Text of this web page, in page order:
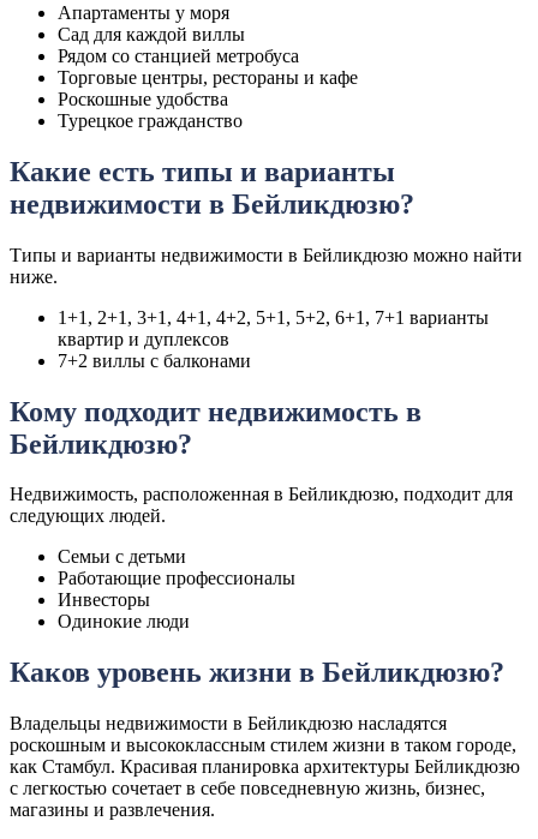
Апартаменты у моря
Сад для каждой виллы
Рядом со станцией метробуса
Торговые центры, рестораны и кафе
Роскошные удобства
Турецкое гражданство
Какие есть типы и варианты
недвижимости в Бейликдюзю?
Типы и варианты недвижимости в Бейликдюзю можно найти
ниже.
1+1, 2+1, 3+1, 4+1, 4+2, 5+1, 5+2, 6+1, 7+1 варианты
квартир и дуплексов
7+2 виллы с балконами
Кому подходит недвижимость в
Бейликдюзю?
Недвижимость, расположенная в Бейликдюзю, подходит для
следующих людей.
Семьи с детьми
Работающие профессионалы
Инвесторы
Одинокие люди
Каков уровень жизни в Бейликдюзю?
Владельцы недвижимости в Бейликдюзю насладятся
роскошным и высококлассным стилем жизни в таком городе,
как Стамбул. Красивая планировка архитектуры Бейликдюзю
с легкостью сочетает в себе повседневную жизнь, бизнес,
магазины и развлечения.